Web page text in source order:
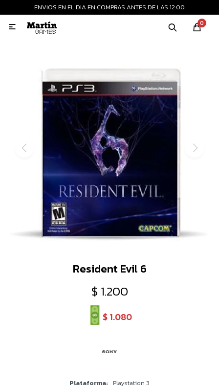
ENVIOS EN EL DIA EN COMPRAS ANTES DE LAS 12:00
0

Resident Evil 6
$ 1.200
$1.080
Plataforma
Playstation 3
MI CUENTA
Consolas nuevas
Consolas recertificadas
Juegos